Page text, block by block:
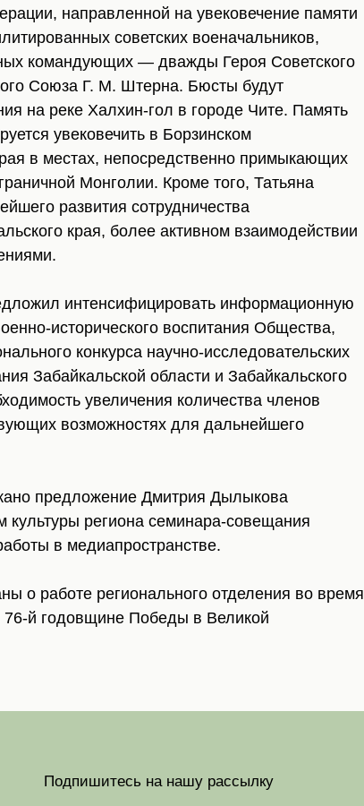
направленной на увековечение памяти
советских военачальников,
командующих — дважды Героя Советского
Союза Г. М. Штерна. Бюсты будут
на реке Халхин-гол в городе Чите. Память
увековечить в Борзинском
в местах, непосредственно примыкающих
Монголии. Кроме того, Татьяна
развития сотрудничества
края, более активном взаимодействии
интенсифицировать информационную
исторического воспитания Общества,
конкурса научно-исследовательских
Забайкальской области и Забайкальского
увеличения количества членов
возможностях для дальнейшего
предложение Дмитрия Дылыкова
культуры региона семинара-совещания
в медиапространстве.
о работе регионального отделения во время
й годовщине Победы в Великой
Подпишитесь на нашу рассылку